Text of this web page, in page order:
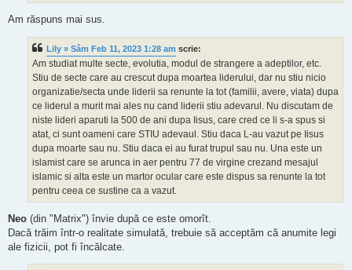
Am răspuns mai sus.
Lily » Sâm Feb 11, 2023 1:28 am scrie:
Am studiat multe secte, evolutia, modul de strangere a adeptilor, etc.
Stiu de secte care au crescut dupa moartea liderului, dar nu stiu nicio
organizatie/secta unde liderii sa renunte la tot (familii, avere, viata) dupa
ce liderul a murit mai ales nu cand liderii stiu adevarul. Nu discutam de
niste lideri aparuti la 500 de ani dupa Iisus, care cred ce li s-a spus si
atat, ci sunt oameni care STIU adevaul. Stiu daca L-au vazut pe Iisus
dupa moarte sau nu. Stiu daca ei au furat trupul sau nu. Una este un
islamist care se arunca in aer pentru 77 de virgine crezand mesajul
islamic si alta este un martor ocular care este dispus sa renunte la tot
pentru ceea ce sustine ca a vazut.
Neo (din "Matrix") învie după ce este omorît.
Dacă trăim într-o realitate simulată, trebuie să acceptăm că anumite legi
ale fizicii, pot fi încălcate.